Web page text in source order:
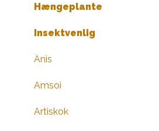
Hængeplante
Insektvenlig
Anis
Amsoi
Artiskok